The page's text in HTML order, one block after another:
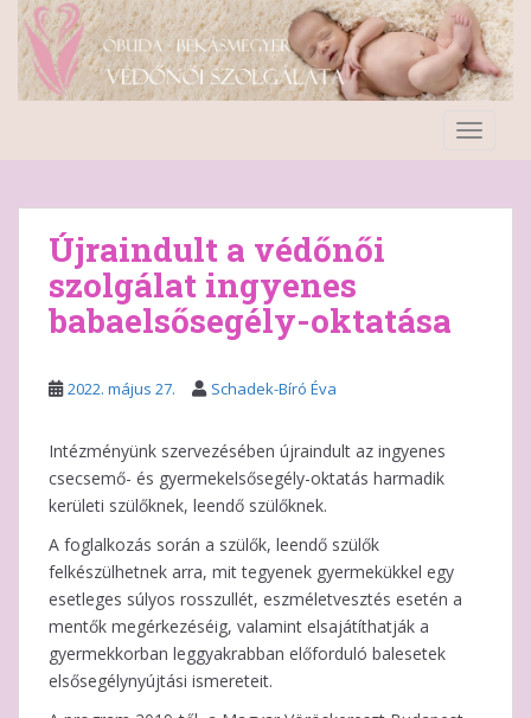
Újraindult a védőnői
szolgálat ingyenes
babaelsősegély-oktatása
2022. május 27. Schadek-Bíró Éva
Intézményünk szervezésében újraindult az ingyenes
csecsemő- és gyermekelsősegély-oktatás harmadik
kerületi szülőknek, leendő szülőknek.
A foglalkozás során a szülők, leendő szülők
felkészülhetnek arra, mit tegyenek gyermekükkel egy
esetleges súlyos rosszullét, eszméletvesztés esetén a
mentők megérkezéséig, valamint elsajátíthatják a
gyermekkorban leggyakrabban előforduló balesetek
elsősegélynyújtási ismereteit.